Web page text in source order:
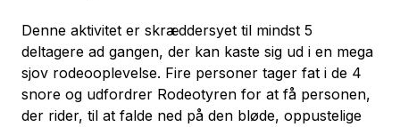
Denne aktivitet er skræddersyet til mindst 5
deltagere ad gangen, der kan kaste sig ud i en mega
sjov rodeooplevelse. Fire personer tager fat i de 4
snore og udfordrer Rodeotyren for at få personen,
der rider, til at falde ned på den bløde, oppustelige